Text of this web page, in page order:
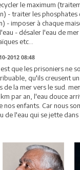
le maximum
- traiter les phosphates
- imposer à chaque
- désaler l'eau de
etc...
2012 08:48
que les prisoniers ne
qu'ils creusent
de la mer vers le sud.
par an, l'eau douce
nos enfants. Car nous
de l'eau qui se jette dans